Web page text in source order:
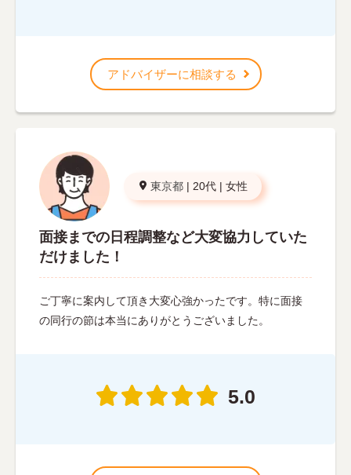
アドバイザーに相談する
東京都 | 20代 | 女性
面接までの日程調整など大変協力していた
だけました！
ご丁寧に案内して頂き大変心強かったです。特に面接
の同行の節は本当にありがとうございました。
5.0